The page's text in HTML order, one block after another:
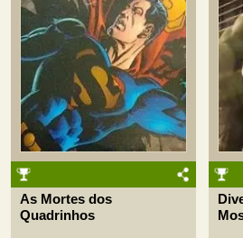
As Mortes dos
Quadrinhos